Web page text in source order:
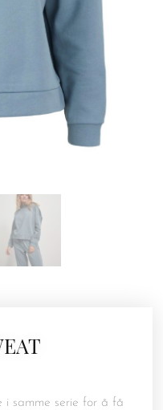
i samme serie for å få